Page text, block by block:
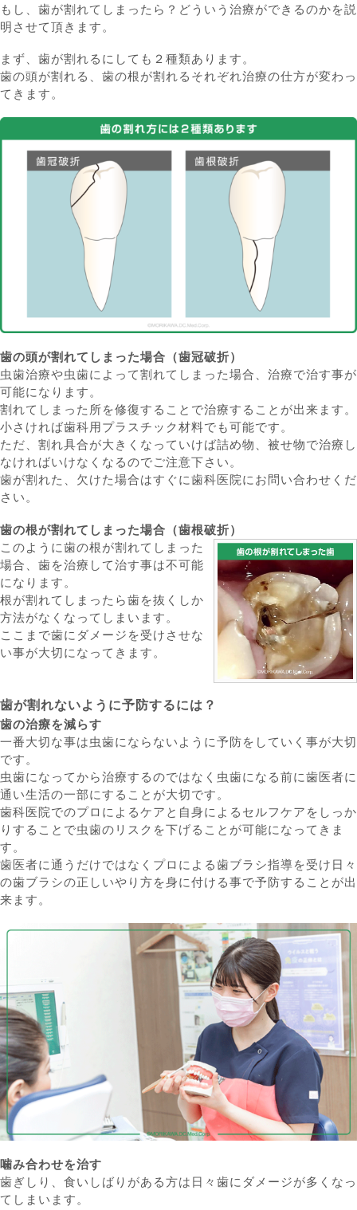
もし、歯が割れてしまったら？どういう治療ができるのかを説
明させて頂きます。
まず、歯が割れるにしても２種類あります。
歯の頭が割れる、歯の根が割れるそれぞれ治療の仕方が変わっ
てきます。
歯の頭が割れてしまった場合（歯冠破折）
虫歯治療や虫歯によって割れてしまった場合、治療で治す事が
可能になります。
割れてしまった所を修復することで治療することが出来ます。
小さければ歯科用プラスチック材料でも可能です。
ただ、割れ具合が大きくなっていけば詰め物、被せ物で治療し
なければいけなくなるのでご注意下さい。
歯が割れた、欠けた場合はすぐに歯科医院にお問い合わせくだ
さい。
歯の根が割れてしまった場合（歯根破折）
このように歯の根が割れてしまった
場合、歯を治療して治す事は不可能
になります。
根が割れてしまったら歯を抜くしか
方法がなくなってしまいます。
ここまで歯にダメージを受けさせな
い事が大切になってきます。
歯が割れないように予防するには？
歯の治療を減らす
一番大切な事は虫歯にならないように予防をしていく事が大切
です。
虫歯になってから治療するのではなく虫歯になる前に歯医者に
通い生活の一部にすることが大切です。
歯科医院でのプロによるケアと自身によるセルフケアをしっか
りすることで虫歯のリスクを下げることが可能になってきま
す。
歯医者に通うだけではなくプロによる歯ブラシ指導を受け日々
の歯ブラシの正しいやり方を身に付ける事で予防することが出
来ます。
噛み合わせを治す
歯ぎしり、食いしばりがある方は日々歯にダメージが多くなっ
てしまいます。